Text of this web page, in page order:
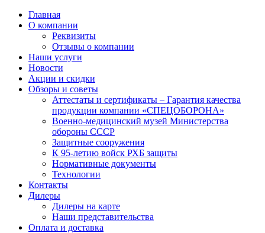
Главная
О компании
Реквизиты
Отзывы о компании
Наши услуги
Новости
Акции и скидки
Обзоры и советы
Аттестаты и сертификаты – Гарантия качества
продукции компании «СПЕЦОБОРОНА»
Военно-медицинский музей Министерства
обороны СССР
Защитные сооружения
К 95-летию войск РХБ защиты
Нормативные документы
Технологии
Контакты
Дилеры
Дилеры на карте
Наши представительства
Оплата и доставка